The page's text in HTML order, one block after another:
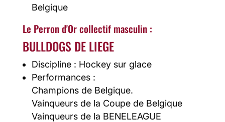
Belgique
Le Perron d'Or collectif masculin :
BULLDOGS DE LIEGE
Discipline : Hockey sur glace
Performances :
Champions de Belgique.
Vainqueurs de la Coupe de Belgique
Vainqueurs de la BENELEAGUE